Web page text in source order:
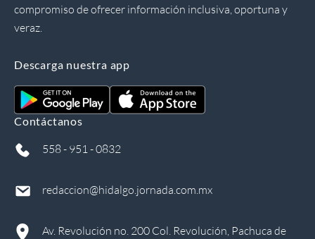
compromiso de ofrecer información inclusiva, oportuna y
veraz.
Descarga nuestra app
Contáctanos
558 - 951 - 0832
redaccion@hidalgo.jornada.com.mx
Av. Revolución no. 200 Col. Revolución, Pachuca de